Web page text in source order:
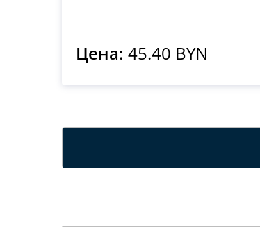
Цена: 45.40 BYN